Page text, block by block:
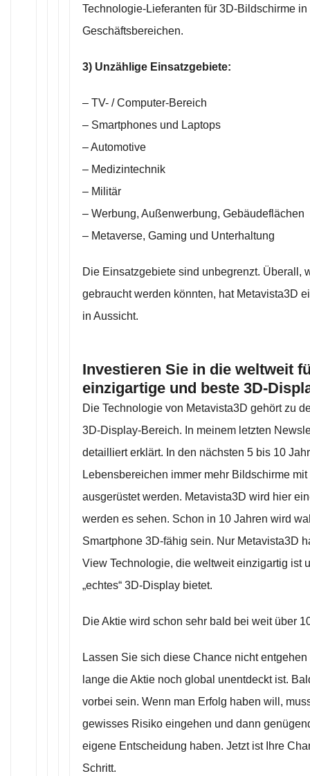
Technologie-Lieferanten für 3D-Bildschirme
Geschäftsbereichen.
3) Unzählige Einsatzgebiete:
– TV- / Computer-Bereich
– Smartphones und Laptops
– Automotive
– Medizintechnik
– Militär
– Werbung, Außenwerbung, Gebäudeflächen
– Metaverse, Gaming und Unterhaltung
Die Einsatzgebiete sind unbegrenzt. Überall,
gebraucht werden könnten, hat Metavista3D
in Aussicht.
Investieren Sie in die weltweit
einzigartige und beste 3D-
Die Technologie von Metavista3D gehört zu
3D-Display-Bereich. In meinem letzten
detailliert erklärt. In den nächsten 5 bis 10
Lebensbereichen immer mehr Bildschirme
ausgerüstet werden. Metavista3D wird hier
werden es sehen. Schon in 10 Jahren wird
Smartphone 3D-fähig sein. Nur Metavista3D
View Technologie, die weltweit einzigartig ist
„echtes“ 3D-Display bietet.
Die Aktie wird schon sehr bald bei weit über
Lassen Sie sich diese Chance nicht
lange die Aktie noch global unentdeckt ist.
vorbei sein. Wenn man Erfolg haben will,
gewisses Risiko eingehen und dann
eigene Entscheidung haben. Jetzt ist Ihre
Schritt.